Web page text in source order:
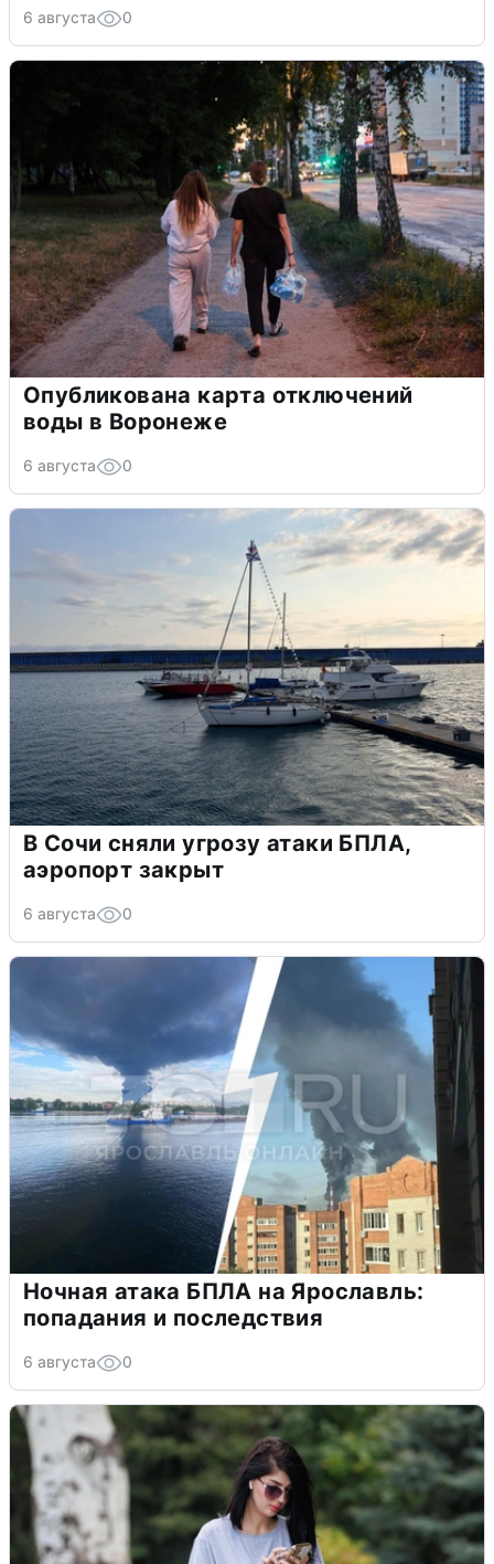
6 августа 0
Опубликована карта отключений
воды в Воронеже
6 августа 0
В Сочи сняли угрозу атаки БПЛА,
аэропорт закрыт
6 августа 0
Ночная атака БПЛА на Ярославль:
попадания и последствия
6 августа 0